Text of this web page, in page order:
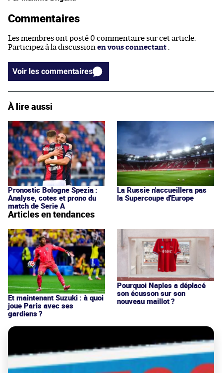
Commentaires
Les membres ont posté 0 commentaire sur cet article.
Participez à la discussion en vous connectant
Voir les commentaires
À lire aussi
Pronostic Bologne Spezia :
Analyse, cotes et prono du
match de Serie A
La Russie n'accueillera pas
la Supercoupe d'Europe
Articles en tendances
Et maintenant Suzuki : à quoi
joue Paris avec ses
gardiens ?
Pourquoi Naples a déplacé
son écusson sur son
nouveau maillot ?